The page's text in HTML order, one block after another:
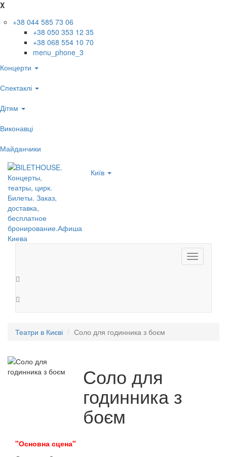
X
+38 044 585 73 06
+38 050 353 12 35
+38 068 554 10 70
menu_phone_3
Концерти
Спектаклі
Дітям
Виконавці
Майданчики
Київ
Toggle
navigation
Театри в Києві Соло для годинника з боєм
Соло для
годинника з
боєм
"Основна сцена"